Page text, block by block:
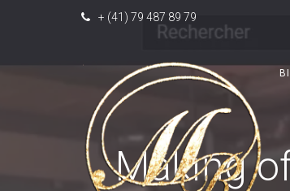
+ (41) 79 487 89 79
Making